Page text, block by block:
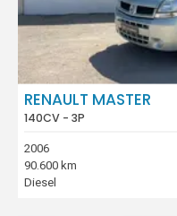
RENAULT MASTER
140CV - 3P
2006
90.600 km
Diesel